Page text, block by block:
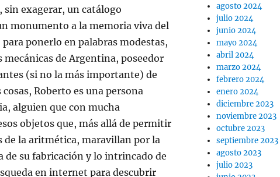
sin exagerar, un catálogo
monumento a la memoria viva del
ponerlo en palabras modestas,
de Argentina, poseedor
(si no la más importante) de
Roberto es una persona
alguien que con mucha
objetos que, más allá de permitir
de la aritmética, maravillan por la
de su fabricación y lo intrincado de
en internet para descubrir
agosto 2024
julio 2024
junio 2024
mayo 2024
abril 2024
marzo 2024
febrero 2024
enero 2024
diciembre 2023
noviembre 2023
octubre 2023
septiembre 2023
agosto 2023
julio 2023